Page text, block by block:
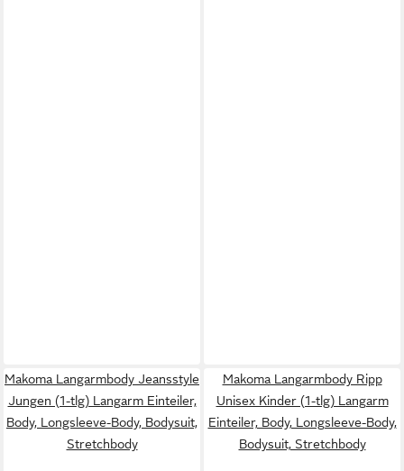
Makoma Langarmbody Jeansstyle
Jungen (1-tlg) Langarm Einteiler,
Body, Longsleeve-Body, Bodysuit,
Stretchbody
Makoma Langarmbody Ripp
Unisex Kinder (1-tlg) Langarm
Einteiler, Body, Longsleeve-Body,
Bodysuit, Stretchbody